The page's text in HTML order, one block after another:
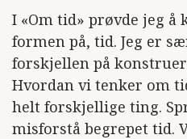
I «Om tid» prøvde jeg å
formen på, tid. Jeg er
forskjellen på
Hvordan vi tenker om
helt forskjellige ting.
misforstå begrepet tid.